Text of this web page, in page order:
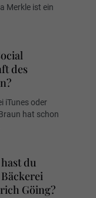
Merkle ist ein
des
iTunes oder
hat schon
du
Göing?